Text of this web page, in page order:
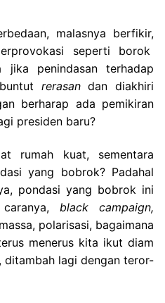
malasnya berfikir,
seperti borok
jika penindasan terhadap
rerasandan diakhiri
berharap ada pemikiran
presiden baru?
rumah kuat, sementara
yang bobrok? Padahal
pondasi yang bobrok ini
black campaign,
polarisasi, bagaimana
menerus kita ikut diam
ditambah lagi dengan teror-